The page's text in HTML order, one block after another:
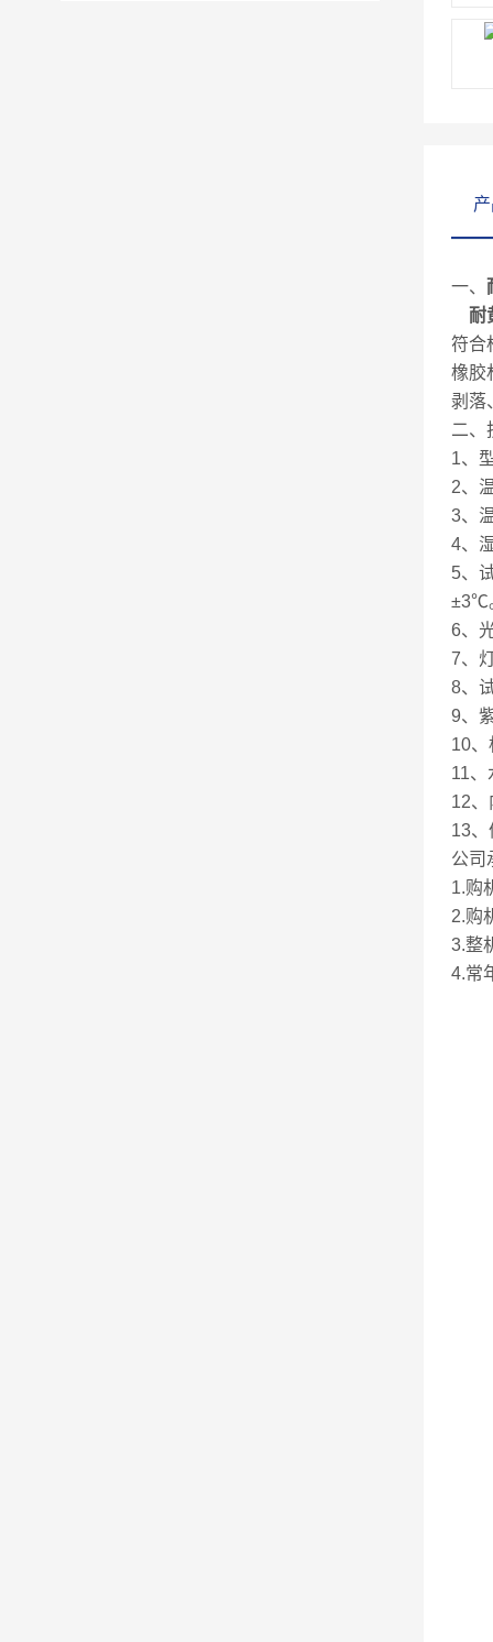
一、
耐
符合
橡胶
剥落
二、
1、
2、
3、
4、
5、
±3℃
6、
7、
8、
9、
10、
11、
12、
13
公司
1.购
2.购
3.整
4.常